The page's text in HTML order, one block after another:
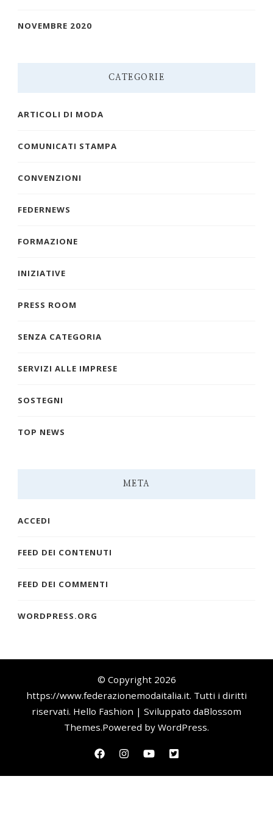
NOVEMBRE 2020
CATEGORIE
ARTICOLI DI MODA
COMUNICATI STAMPA
CONVENZIONI
FEDERNEWS
FORMAZIONE
INIZIATIVE
PRESS ROOM
SENZA CATEGORIA
SERVIZI ALLE IMPRESE
SOSTEGNI
TOP NEWS
META
ACCEDI
FEED DEI CONTENUTI
FEED DEI COMMENTI
WORDPRESS.ORG
© Copyright 2026
https://www.federazionemodaitalia.it. Tutti i diritti
riservati. Hello Fashion | Sviluppato daBlossom
Themes.Powered by WordPress.